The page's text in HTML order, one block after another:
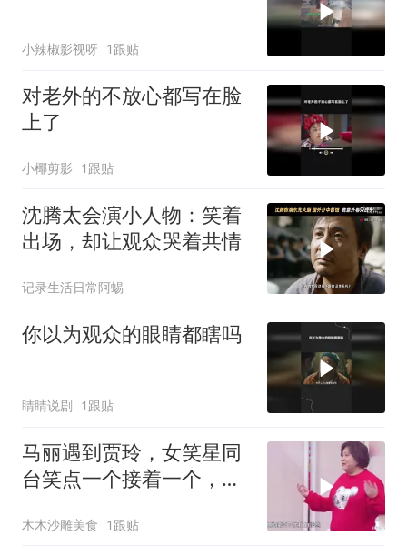
小辣椒影视呀 1跟贴
对老外的不放心都写在脸
上了
小椰剪影 1跟贴
沈腾太会演小人物：笑着
出场，却让观众哭着共情
记录生活日常阿蜴
你以为观众的眼睛都瞎吗
睛睛说剧 1跟贴
马丽遇到贾玲，女笑星同
台笑点一个接着一个，沈
木木沙雕美食 1跟贴